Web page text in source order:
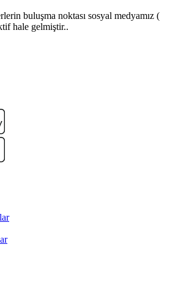
buluşma noktası sosyal medyamız (
hale gelmiştir..